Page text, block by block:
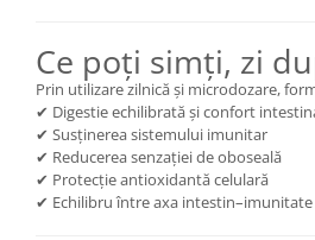
Ce poți simți, zi
Prin utilizare zilnică și microdozare,
✔ Digestie echilibrată și confort
✔ Susținerea sistemului imunitar
✔ Reducerea senzației de oboseală
✔ Protecție antioxidantă celulară
✔ Echilibru între axa intestin–imunitate